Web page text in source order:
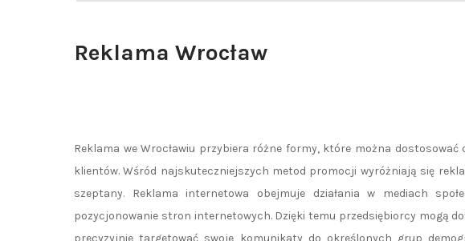
Reklama Wrocław
Reklama we Wrocławiu przybiera różne formy, które można
klientów. Wśród najskuteczniejszych metod promocji wyróżniają się
szeptany. Reklama internetowa obejmuje działania w mediach
pozycjonowanie stron internetowych. Dzięki temu przedsiębiorcy mogą
precyzyjnie targetować swoje komunikaty do określonych grup